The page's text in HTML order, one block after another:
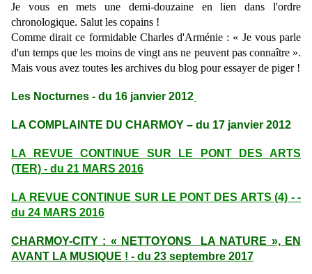
Je vous en mets une demi-douzaine en lien dans l'ordre
chronologique. Salut les copains !
Comme dirait ce formidable Charles d'Arménie : « Je vous parle
d'un temps que les moins de vingt ans ne peuvent pas connaître ».
Mais vous avez toutes les archives du blog pour essayer de piger !
Les Nocturnes - du 16 janvier 2012
LA COMPLAINTE DU CHARMOY – du 17 janvier 2012
LA REVUE CONTINUE SUR LE PONT DES ARTS
(TER) - du 21 MARS 2016
LA REVUE CONTINUE SUR LE PONT DES ARTS (4) - -
du 24 MARS 2016
CHARMOY-CITY : « NETTOYONS LA NATURE », EN
AVANT LA MUSIQUE ! - du 23 septembre 2017